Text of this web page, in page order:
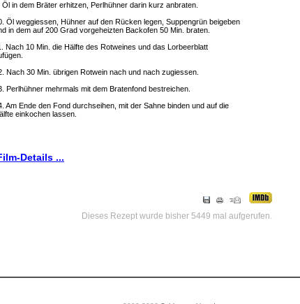
Öl in dem Bräter erhitzen, Perlhühner darin kurz anbraten.
Öl weggiessen, Hühner auf den Rücken legen, Suppengrün beigeben
in dem auf 200 Grad vorgeheizten Backofen 50 Min. braten.
Nach 10 Min. die Hälfte des Rotweines und das Lorbeerblatt
Nach 30 Min. übrigen Rotwein nach und nach zugiessen.
Perlhühner mehrmals mit dem Bratenfond bestreichen.
Am Ende den Fond durchseihen, mit der Sahne binden und auf die
einkochen lassen.
Details ...
Dieses Rezept wurde bisher 5449 mal aufgerufen.